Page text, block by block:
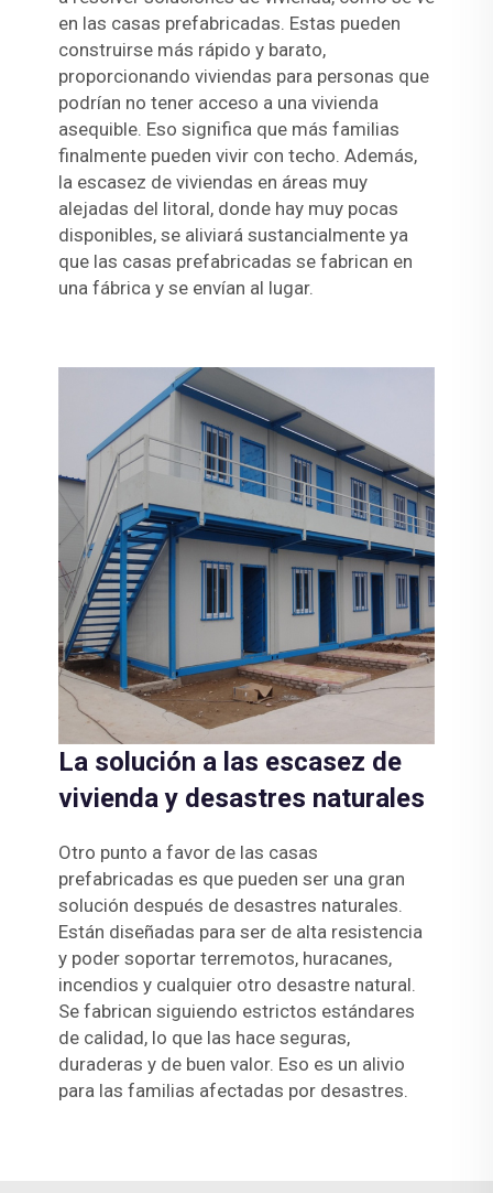
en las casas prefabricadas. Estas pueden
construirse más rápido y barato,
proporcionando viviendas para personas que
podrían no tener acceso a una vivienda
asequible. Eso significa que más familias
finalmente pueden vivir con techo. Además,
la escasez de viviendas en áreas muy
alejadas del litoral, donde hay muy pocas
disponibles, se aliviará sustancialmente ya
que las casas prefabricadas se fabrican en
una fábrica y se envían al lugar.
La solución a las escasez de
vivienda y desastres naturales
Otro punto a favor de las casas
prefabricadas es que pueden ser una gran
solución después de desastres naturales.
Están diseñadas para ser de alta resistencia
y poder soportar terremotos, huracanes,
incendios y cualquier otro desastre natural.
Se fabrican siguiendo estrictos estándares
de calidad, lo que las hace seguras,
duraderas y de buen valor. Eso es un alivio
para las familias afectadas por desastres.